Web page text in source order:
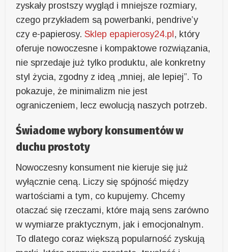
zyskały prostszy wygląd i mniejsze rozmiary,
czego przykładem są powerbanki, pendrive’y
czy e-papierosy.Sklep epapierosy24.pl , który
oferuje nowoczesne i kompaktowe rozwiązania,
nie sprzedaje już tylko produktu, ale konkretny
styl życia, zgodny z ideą „mniej, ale lepiej”. To
pokazuje, że minimalizm nie jest
ograniczeniem, lecz ewolucją naszych potrzeb.
Świadome wybory konsumentów w
duchu prostoty
Nowoczesny konsument nie kieruje się już
wyłącznie ceną. Liczy się spójność między
wartościami a tym, co kupujemy. Chcemy
otaczać się rzeczami, które mają sens zarówno
w wymiarze praktycznym, jak i emocjonalnym.
To dlatego coraz większą popularność zyskują